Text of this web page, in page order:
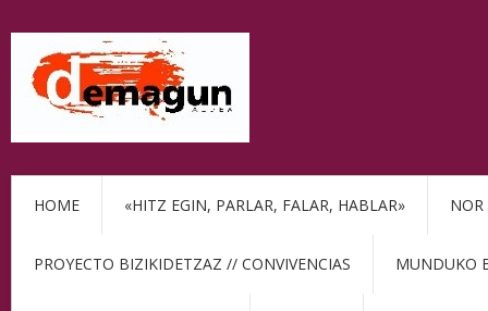
HOME «HITZ EGIN, PARLAR, FALAR, HABLAR» NOR
PROYECTO BIZIKIDETZAZ // CONVIVENCIAS MUNDUKO